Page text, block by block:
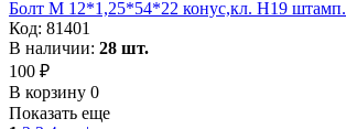
Болт М 12*1,25*54*22 конус,кл. H19 штамп.
Код: 81401
В наличии: 28 шт.
100 ₽
В корзину 0
Показать еще